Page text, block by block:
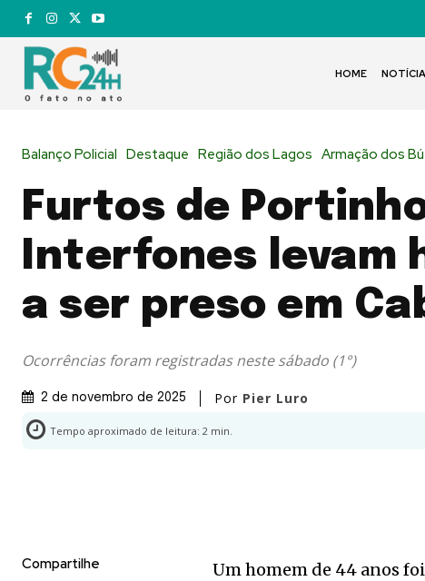
HOME
Balanço Policial Destaque Região dos Lagos Armação dos
Furtos de
Interfones levam
a ser preso em
Ocorrências foram registradas neste sábado (1°)
2 de novembro de 2025 Por Pier Luro
Tempo aproximado de leitura: 2 min.
Compartilhe
Um homem de 44 anos